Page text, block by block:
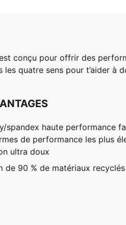
conçu pour offrir des
les quatre sens pour t’aider
spandex haute performance
de performance les plus
ultra doux
de 90 % de matériaux recyclés